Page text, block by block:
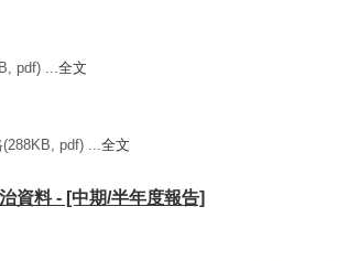
pdf) ...全文
pdf) ...全文
資料 - [中期/半年度報告]